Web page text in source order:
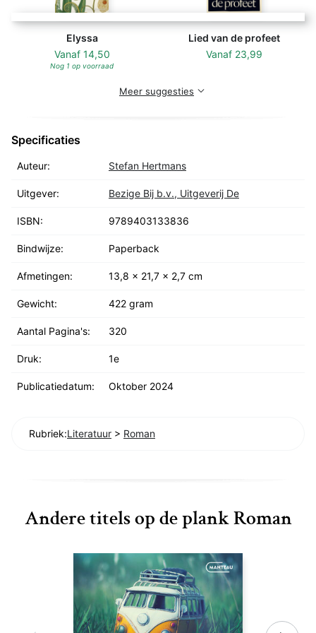
Elyssa
Vanaf 14,50
Nog 1 op voorraad
Lied van de profeet
Vanaf 23,99
Meer suggesties
Specificaties
Auteur: Stefan Hertmans
Uitgever: Bezige Bij b.v., Uitgeverij De
ISBN: 9789403133836
Bindwijze: Paperback
Afmetingen: 13,8 x 21,7 x 2,7 cm
Gewicht: 422 gram
Aantal Pagina's: 320
Druk: 1e
Publicatiedatum: Oktober 2024
Rubriek:Literatuur > Roman
Andere titels op de plank Roman